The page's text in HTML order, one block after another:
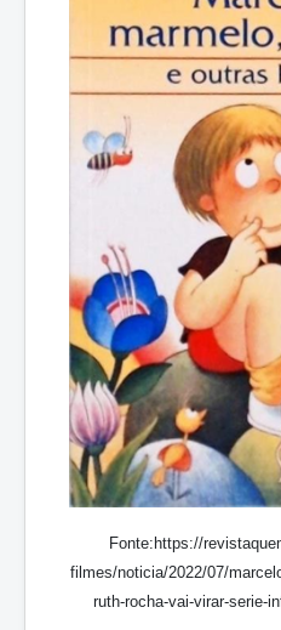
Fonte:https://
filmes/noticia/2022/07/
ruth-rocha-vai-virar-serie-